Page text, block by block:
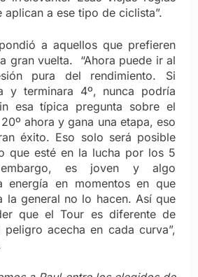
a ese tipo de ciclista”.
a aquellos que prefieren
gran vuelta. “Ahora puede ir al
pura del rendimiento. Si
y terminara 4º, nunca podría
esa típica pregunta sobre el
ahora y gana una etapa, eso
éxito. Eso solo será posible
que esté en la lucha por los 5
es joven y algo
energía en momentos en que
la general no lo hacen. Así que
que el Tour es diferente de
acecha en cada curva”,